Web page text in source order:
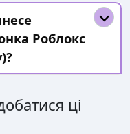
Роблокс
ці